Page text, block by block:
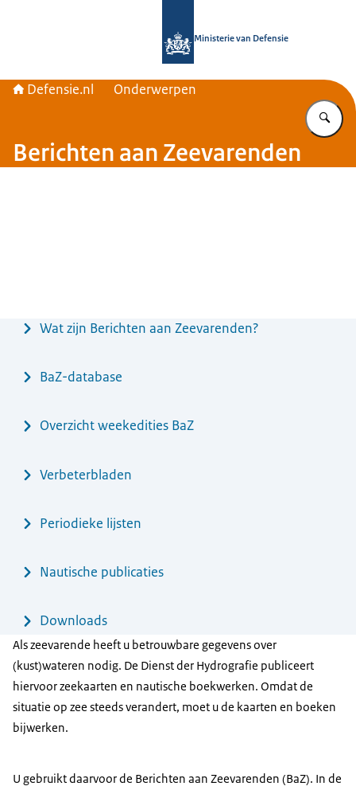
Ministerie van Defensie
Defensie.nl Onderwerpen
Berichten aan Zeevarenden
MenuWat zijn Berichten aan Zeevarenden?
BaZ-database
Overzicht weekedities BaZ
Verbeterbladen
Periodieke lijsten
Nautische publicaties
Downloads
Als zeevarende heeft u betrouwbare gegevens over
(kust)wateren nodig. De Dienst der Hydrografie publiceert
hiervoor zeekaarten en nautische boekwerken. Omdat de
situatie op zee steeds verandert, moet u de kaarten en boeken
bijwerken.
U gebruikt daarvoor de Berichten aan Zeevarenden (BaZ). In de